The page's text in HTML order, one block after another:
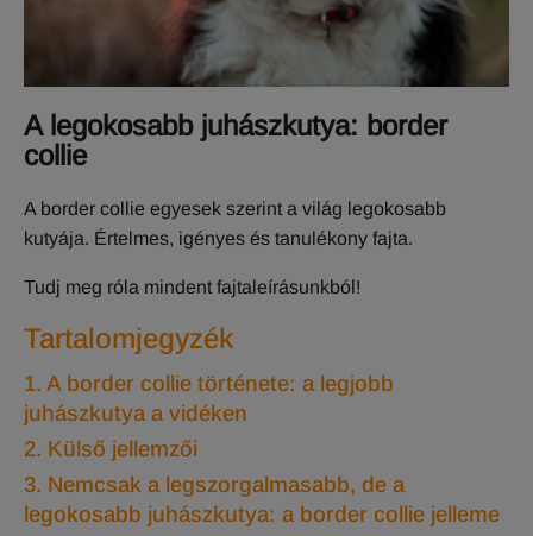
A legokosabb juhászkutya: border
collie
A border collie egyesek szerint a világ legokosabb
kutyája. Értelmes, igényes és tanulékony fajta.
Tudj meg róla mindent fajtaleírásunkból!
Tartalomjegyzék
1. A border collie története: a legjobb
juhászkutya a vidéken
2. Külső jellemzői
3. Nemcsak a legszorgalmasabb, de a
legokosabb juhászkutya: a border collie jelleme